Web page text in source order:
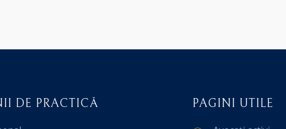
DE PRACTICĂ PAGINI UTILE